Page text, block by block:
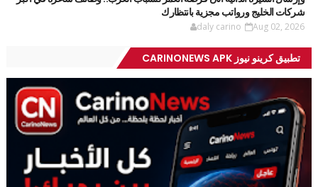
شركات الخليج ورواتب مجزية بانتظارك
daly carino Aug 02, 2026
تطبيق كرينو نيوز CARINONEWS APK